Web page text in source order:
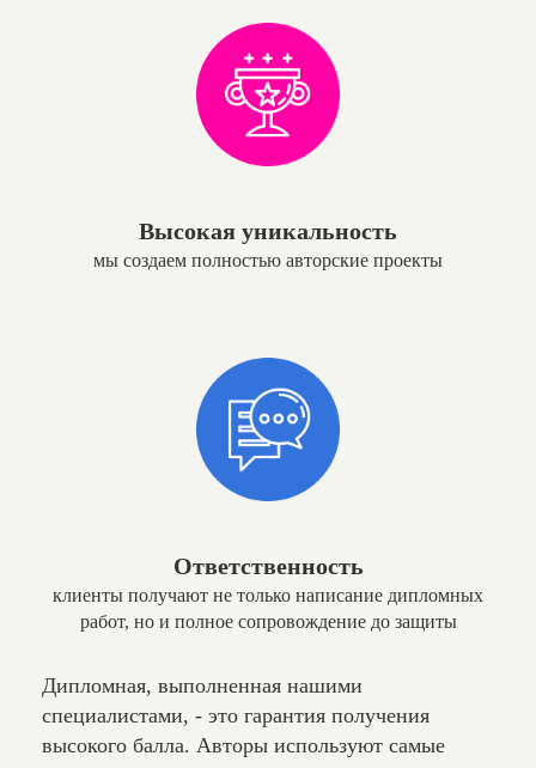
Высокая уникальность
мы создаем полностью авторские проекты
Ответственность
клиенты получают не только написание дипломных
работ, но и полное сопровождение до защиты
Дипломная, выполненная нашими
специалистами, - это гарантия получения
высокого балла. Авторы используют самые